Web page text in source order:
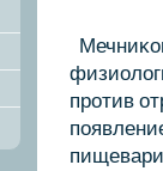
против